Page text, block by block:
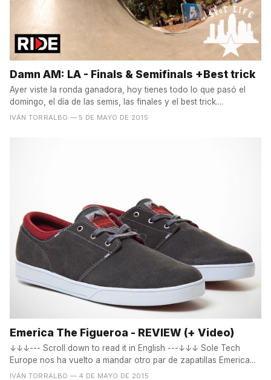
Damn AM: LA - Finals & Semifinals +Best trick
Ayer viste la ronda ganadora, hoy tienes todo lo que pasó el
domingo, el día de las semis, las finales y el best trick....
IVÁN TORRALBO — 5 DE MAYO DE 2015
Emerica The Figueroa - REVIEW (+ Video)
↓↓↓--- Scroll down to read it in English ---↓↓↓ Sole Tech
Europe nos ha vuelto a mandar otro par de zapatillas Emerica...
IVÁN TORRALBO — 4 DE MAYO DE 2015